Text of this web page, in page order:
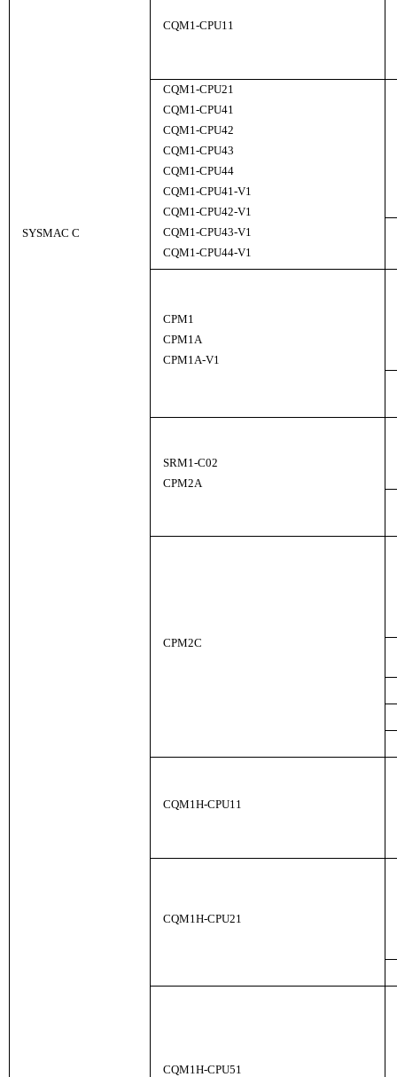
SYSMAC C
CQM1-CPU11
CQM1-CPU21
CQM1-CPU41
CQM1-CPU42
CQM1-CPU43
CQM1-CPU44
CQM1-CPU41-V1
CQM1-CPU42-V1
CQM1-CPU43-V1
CQM1-CPU44-V1
CPM1
CPM1A
CPM1A-V1
SRM1-C02
CPM2A
CPM2C
CQM1H-CPU11
CQM1H-CPU21
CQM1H-CPU51